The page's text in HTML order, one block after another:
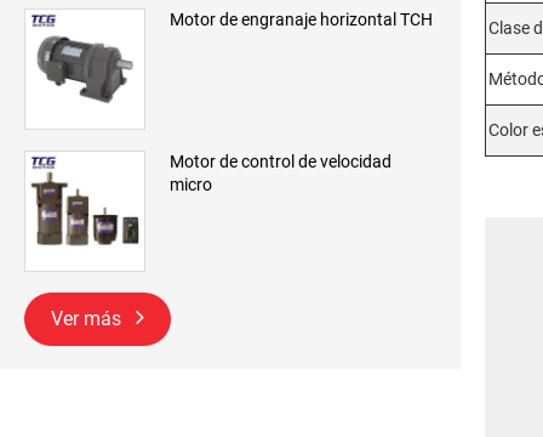
Motor de engranaje horizontal TCH
Motor de control de velocidad
micro
Ver más
Clase
Color